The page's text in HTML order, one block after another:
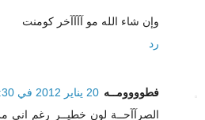
وإن شاء الله مو آآآآخر كومنت
رد
فطوووومــه 20 يناير 2012 في 8:30 م
الصرآآحــة لون خطيــر رغم اني